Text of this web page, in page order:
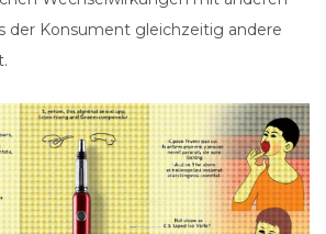
der Konsument gleichzeitig andere